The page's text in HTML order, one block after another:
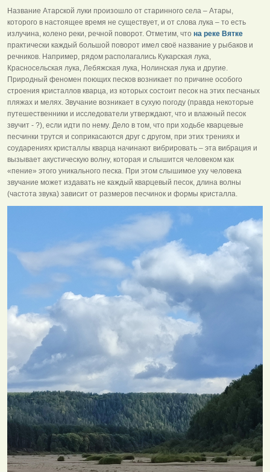
Название Атарской луки произошло от старинного села – Атары,
которого в настоящее время не существует, и от слова лука – то есть
излучина, колено реки, речной поворот. Отметим, что на реке Вятке
практически каждый большой поворот имел своё название у рыбаков и
речников. Например, рядом располагались Кукарская лука,
Красносельская лука, Лебяжская лука, Нолинская лука и другие.
Природный феномен поющих песков возникает по причине особого
строения кристаллов кварца, из которых состоит песок на этих песчаных
пляжах и мелях. Звучание возникает в сухую погоду (правда некоторые
путешественники и исследователи утверждают, что и влажный песок
звучит - ?), если идти по нему. Дело в том, что при ходьбе кварцевые
песчинки трутся и соприкасаются друг с другом, при этих трениях и
соударениях кристаллы кварца начинают вибрировать – эта вибрация и
вызывает акустическую волну, которая и слышится человеком как
«пение» этого уникального песка. При этом слышимое уху человека
звучание может издавать не каждый кварцевый песок, длина волны
(частота звука) зависит от размеров песчинок и формы кристалла.